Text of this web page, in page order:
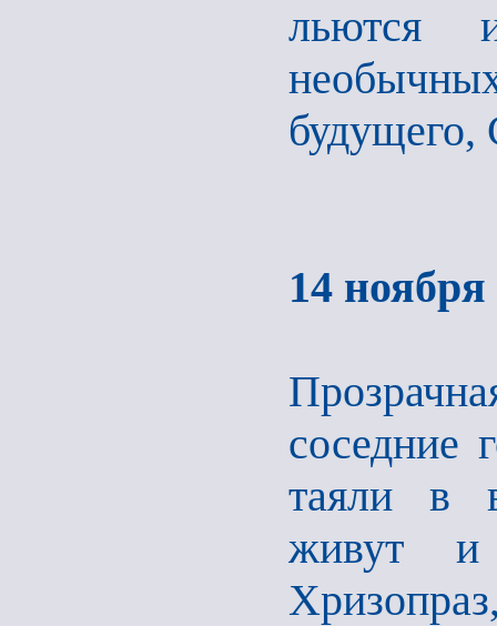
льются
будущего,
14 ноября
соседние
таяли в
живут и